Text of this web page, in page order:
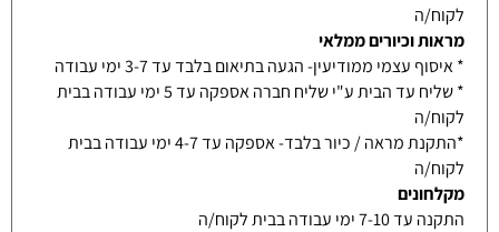
לקוח/ה
מראות וכיורים ממלאי
* איסוף עצמי ממודיעין- הגעה בתיאום בלבד עד 3-7 ימי עבודה
* שליח עד הבית ע"י שליח חברה אספקה עד 5 ימי עבודה בבית
לקוח/ה
*התקנת מראה / כיור בלבד- אספקה עד 4-7 ימי עבודה בבית
לקוח/ה
מקלחונים
התקנה עד 7-10 ימי עבודה בבית לקוח/ה